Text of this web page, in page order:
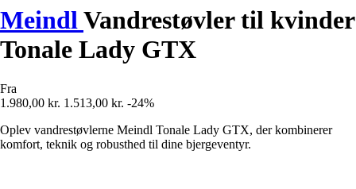
MeindlVandrestøvler til kvinder
Tonale Lady GTX
Fra
1.980,00 kr. 1.513,00 kr. -24%
Oplev vandrestøvlerne Meindl Tonale Lady GTX, der kombinerer
komfort, teknik og robusthed til dine bjergeventyr.